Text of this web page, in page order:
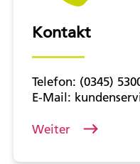
Kontakt
Telefon: (0345)
E-Mail:
Weiter